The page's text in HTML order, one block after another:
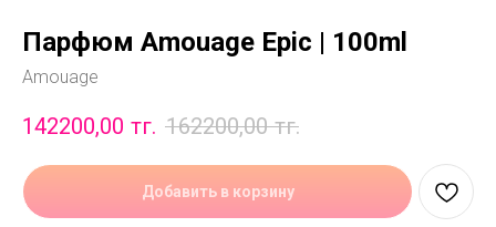
Парфюм Amouage Epic | 100ml
Amouage
142200,00 тг. 162200,00 тг.
Добавить в корзину